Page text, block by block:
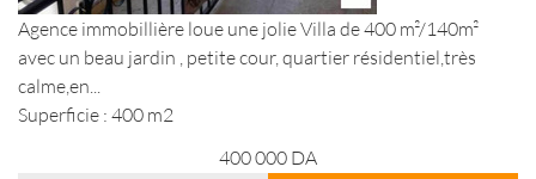
Agence immobillière loue une jolie Villa de 400 m²/140m²
avec un beau jardin , petite cour, quartier résidentiel,très
calme,en...
Superficie : 400 m2
400 000 DA